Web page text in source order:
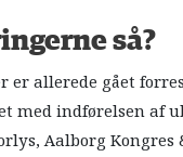
så?
er allerede gået
med indførelsen af
Aalborg Kongres